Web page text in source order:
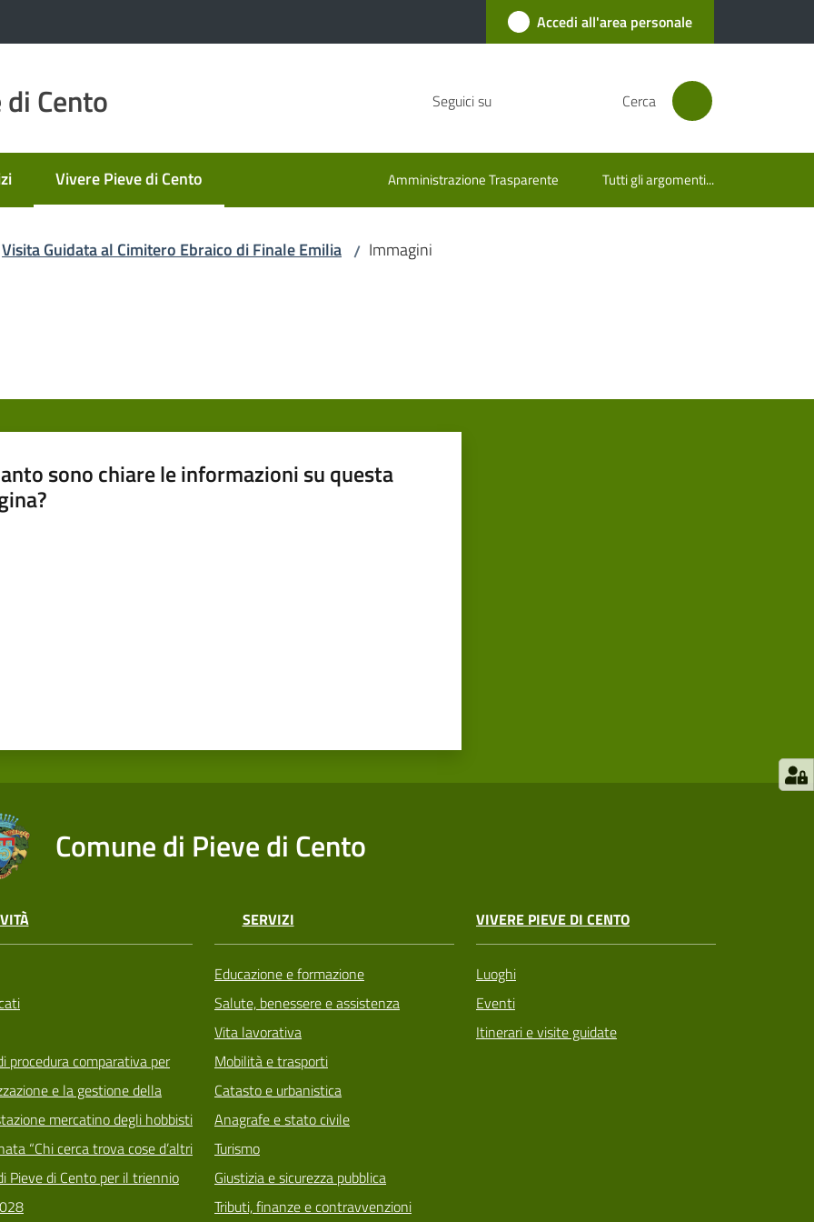
Accedi all'area personale
Cento Seguici su Cerca
Vivere Pieve di Cento
Menu selezionato Amministrazione Trasparente Tutti gli argomenti...
Visita Guidata al Cimitero Ebraico di Finale Emilia / Immagini
sono chiare le informazioni su questa
Comune di Pieve di Cento
procedura comparativa per
e la gestione della
mercatino degli hobbisti
“Chi cerca trova cose d’altri
Pieve di Cento per il triennio
SERVIZI
Educazione e formazione
Salute, benessere e assistenza
Vita lavorativa
Mobilità e trasporti
Catasto e urbanistica
Anagrafe e stato civile
Turismo
Giustizia e sicurezza pubblica
Tributi, finanze e contravvenzioni
VIVERE PIEVE DI CENTO
Luoghi
Eventi
Itinerari e visite guidate